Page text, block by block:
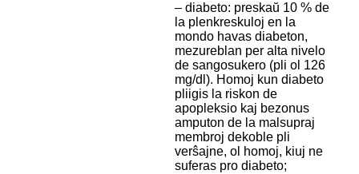
– diabeto: preskaŭ 10 % de
la plenkreskuloj en la
mondo havas diabeton,
mezureblan per alta nivelo
de sangosukero (pli ol 126
mg/dl). Homoj kun diabeto
pliigis la riskon de
apopleksio kaj bezonus
amputon de la malsupraj
membroj dekoble pli
verŝajne, ol homoj, kiuj ne
suferas pro diabeto;